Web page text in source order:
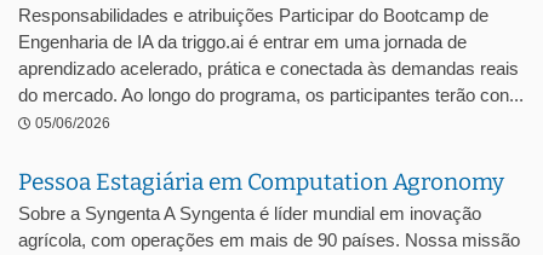
Responsabilidades e atribuições Participar do Bootcamp de
Engenharia de IA da triggo.ai é entrar em uma jornada de
aprendizado acelerado, prática e conectada às demandas reais
do mercado. Ao longo do programa, os participantes terão con...
05/06/2026
Pessoa Estagiária em Computation Agronomy
Sobre a Syngenta A Syngenta é líder mundial em inovação
agrícola, com operações em mais de 90 países. Nossa missão